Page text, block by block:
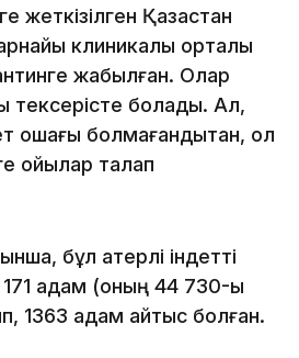
жеткізілген Қазақстан
клиникалық орталық
жабылған. Олар
тексерісте болады. Ал,
ошағы болмағандықтан, ол
қойылар талап
бұл қатерлі індетті
адам (оның 44 730-ы
1363 адам қайтыс болған.